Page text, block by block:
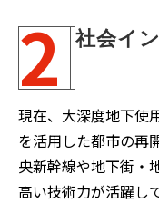
2 社会イ
現在、大深度地下使
を活用した都市の再
央新幹線や地下街・
高い技術力が活躍し